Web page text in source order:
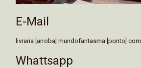
E-Mail
livraria [arroba] mundofantasma [ponto] com
Whattsapp